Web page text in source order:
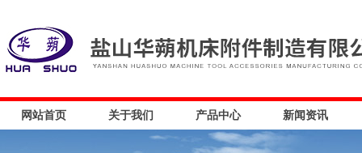
网站首页 关于我们 产品中心 新闻资讯